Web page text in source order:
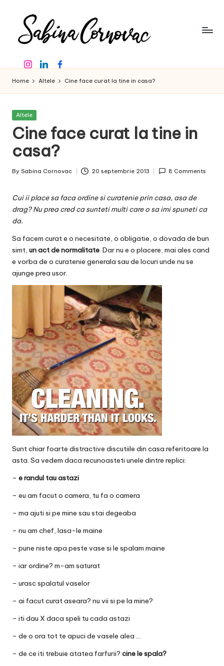
content
a
b
in
a
C
o
r
n
o
v
a
c
O
e
creator
de
16
-
InstagramLinkedinFacebook
Home Altele Cine face curat la tine in casa?
Posted
Altele
Cine face curat la tine in
casa?
Posted
By Sabina Cornovac 20 septembrie 2013 8 Comments
Cui ii place sa faca ordine si curatenie prin casa, asa de
drag? Nu prea cred ca sunteti multi care o sa imi spuneti ca
da.
Sa facem curat e o necesitate, o obligatie, o dovada de bun
simt, un act de normalitate. Dar nu e o placere, mai ales cand
e vorba de o curatenie generala sau de locuri unde nu se
ajunge prea usor.
Sunt chiar foarte distractive discutiile din casa referitoare la
asta. Sa vedem daca recunoasteti unele dintre replici:
– e randul tau astazi
– eu am facut o camera, tu fa o camera
– ma ajuti si pe mine sau stai degeaba
– nu am chef, lasa-le maine
– pune niste apa peste vase si le spalam maine
– iar ordine? m-am saturat
– urasc spalatul vaselor
– ai facut curat aseara? nu vii si pe la mine?
– iti dau X daca speli tu cada astazi
– de o ora tot te apuci de vasele alea …
– de ce iti trebuie atatea farfurii? cine le spala?